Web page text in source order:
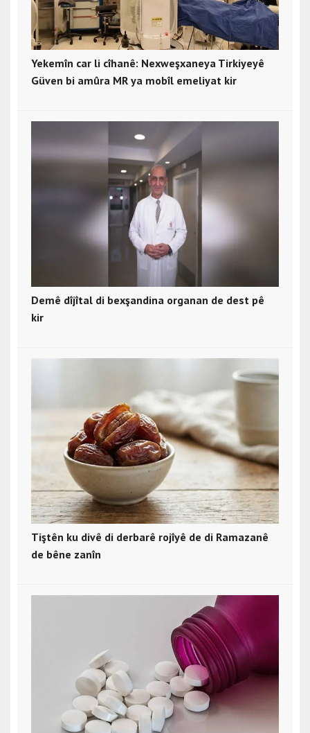
Yekemîn car li cîhanê: Nexweşxaneya Tirkiyeyê
Güven bi amûra MR ya mobîl emeliyat kir
Demê dîjîtal di bexşandina organan de dest pê
kir
Tiştên ku divê di derbarê rojîyê de di Ramazanê
de bêne zanîn